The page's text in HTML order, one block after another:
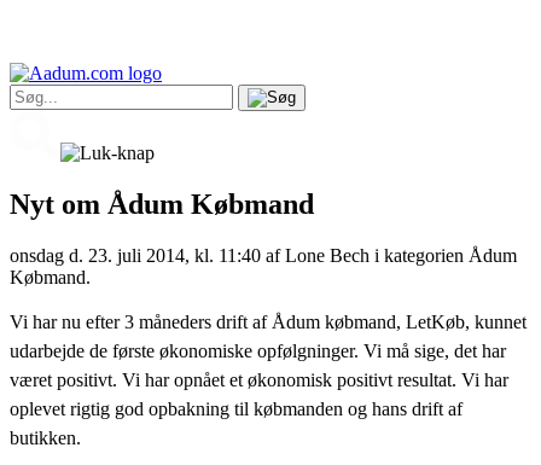
Nyt om Ådum Købmand
onsdag d. 23. juli 2014, kl. 11:40 af Lone Bech i kategorien Ådum
Købmand.
Vi har nu efter 3 måneders drift af Ådum købmand, LetKøb, kunnet
udarbejde de første økonomiske opfølgninger. Vi må sige, det har
været positivt. Vi har opnået et økonomisk positivt resultat. Vi har
oplevet rigtig god opbakning til købmanden og hans drift af
butikken.